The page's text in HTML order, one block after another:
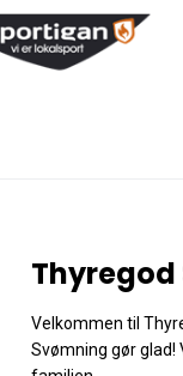
Velkommen til
Svømning gør glad!